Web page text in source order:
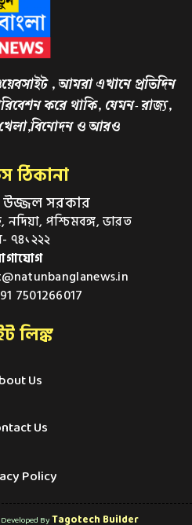
, আমরা এখানে প্রতিদিন
করে থাকি, যেমন- রাজ্য,
ও আরও
ঠিকানা
উজ্জল সরকার
নদিয়া, পশ্চিমবঙ্গ, ভারত
৭৪১২২২
7501266017
লিঙ্ক
Us
Us
Policy
ByTagotech Builder